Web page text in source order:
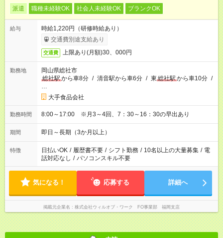
派遣 職種未経験OK 社会人未経験OK ブランクOK
給与
時給1,220円（研修時給あり）
交通費別途支給あり
交通費 上限あり(月額)30、000円
勤務地
岡山県総社市
総社駅から車8分 / 清音駅から車6分 / 東 総社駅から車10分 /
…
大手食品会社
勤務時間 8:00～17:00 ※月3～4回、7：30～16：30の早出あり
期間 即日～長期（3か月以上）
特徴 日払いOK / 履歴書不要 / シフト勤務 / 10名以上の大量募集 / 電
話対応なし / パソコンスキル不要
気になる！ 応募する 詳細へ
掲載元企業名 株式会社ウィルオブ・ワーク FO事業部 福岡支店